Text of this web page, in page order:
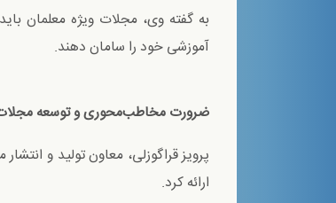
به گفته وی، مجلات ویژه معلمان
آموزشی خود را سامان دهند.
ضرورت مخاطب‌محوری و توسعه
پرویز قراگوزلی، معاون تولید و
ارائه کرد.